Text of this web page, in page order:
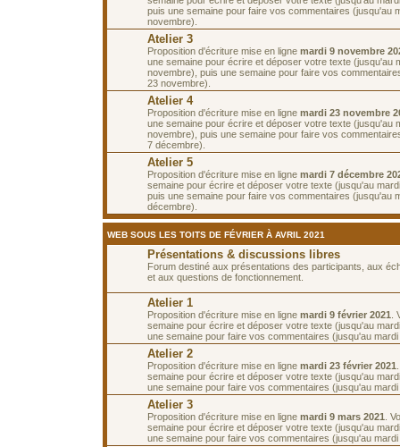
puis une semaine pour faire vos commentaires (jusqu'au
novembre).
Atelier 3
Proposition d'écriture mise en ligne mardi 9 novembre
une semaine pour écrire et déposer votre texte (jusqu'au
novembre), puis une semaine pour faire vos
23 novembre).
Atelier 4
Proposition d'écriture mise en ligne mardi 23 novembre
une semaine pour écrire et déposer votre texte (jusqu'au
novembre), puis une semaine pour faire vos
7 décembre).
Atelier 5
Proposition d'écriture mise en ligne mardi 7 décembre
semaine pour écrire et déposer votre texte (jusqu'au
puis une semaine pour faire vos commentaires (jusqu'au
décembre).
WEB SOUS LES TOITS DE FÉVRIER À AVRIL 2021
Présentations & discussions libres
Forum destiné aux présentations des participants, aux
et aux questions de fonctionnement.
Atelier 1
Proposition d'écriture mise en ligne mardi 9 février 2021
semaine pour écrire et déposer votre texte (jusqu'au
une semaine pour faire vos commentaires (jusqu'au
Atelier 2
Proposition d'écriture mise en ligne mardi 23 février 2021
semaine pour écrire et déposer votre texte (jusqu'au
une semaine pour faire vos commentaires (jusqu'au
Atelier 3
Proposition d'écriture mise en ligne mardi 9 mars 2021 .
semaine pour écrire et déposer votre texte (jusqu'au
une semaine pour faire vos commentaires (jusqu'au